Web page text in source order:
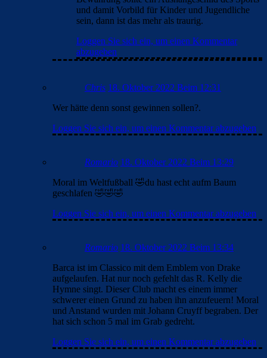
und damit Vorbild für Kinder und Jugendliche
sein, dann ist das mehr als traurig.
Loggen Sie sich ein, um einen Kommentar
abzugeben
Chris 18. Oktober 2022 Beim 12:31
Wer hätte denn sonst gewinnen sollen?.
Loggen Sie sich ein, um einen Kommentar abzugeben
Romario 18. Oktober 2022 Beim 13:29
Moral im Weltfußball 🤣du hast echt aufm Baum
geschlafen 🤣🤣🤣
Loggen Sie sich ein, um einen Kommentar abzugeben
Romario 18. Oktober 2022 Beim 13:34
Barca ist im Classico mit dem Emblem von Drake
aufgelaufen. Hat nur noch gefehlt das R. Kelly die
Hymne singt. Dieser Club macht es einem immer
schwerer einen Grund zu haben ihn anzufeuern! Moral
und Anstand wurden mit Johann Cruyff begraben. Der
hat sich schon 5 mal im Grab gedreht.
Loggen Sie sich ein, um einen Kommentar abzugeben